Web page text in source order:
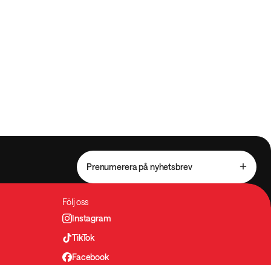
Prenumerera på nyhetsbrev
Följ oss
Instagram
TikTok
Facebook